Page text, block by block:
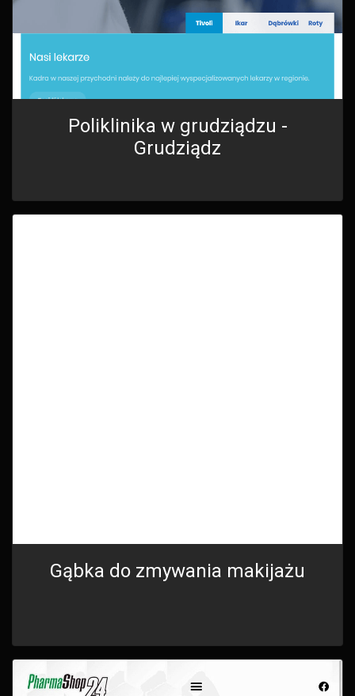
Poliklinika w grudziądzu -
Grudziądz
Gąbka do zmywania makijażu